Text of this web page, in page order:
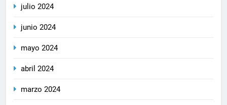
julio 2024
junio 2024
mayo 2024
abril 2024
marzo 2024